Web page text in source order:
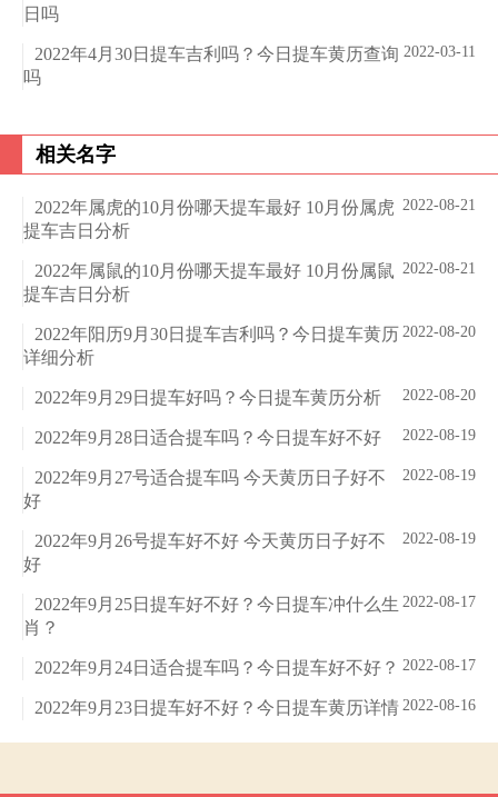
日吗
2022-03-11
2022年4月30日提车吉利吗？今日提车黄历查询
吗
相关名字
2022-08-21
2022年属虎的10月份哪天提车最好 10月份属虎
提车吉日分析
2022-08-21
2022年属鼠的10月份哪天提车最好 10月份属鼠
提车吉日分析
2022-08-20
2022年阳历9月30日提车吉利吗？今日提车黄历
详细分析
2022-08-20
2022年9月29日提车好吗？今日提车黄历分析
2022-08-19
2022年9月28日适合提车吗？今日提车好不好
2022-08-19
2022年9月27号适合提车吗 今天黄历日子好不
好
2022-08-19
2022年9月26号提车好不好 今天黄历日子好不
好
2022-08-17
2022年9月25日提车好不好？今日提车冲什么生
肖？
2022-08-17
2022年9月24日适合提车吗？今日提车好不好？
2022-08-16
2022年9月23日提车好不好？今日提车黄历详情